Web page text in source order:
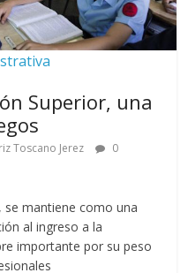
Superior, una
Toscano Jerez
0
se mantiene como una
al ingreso a la
importante por su peso